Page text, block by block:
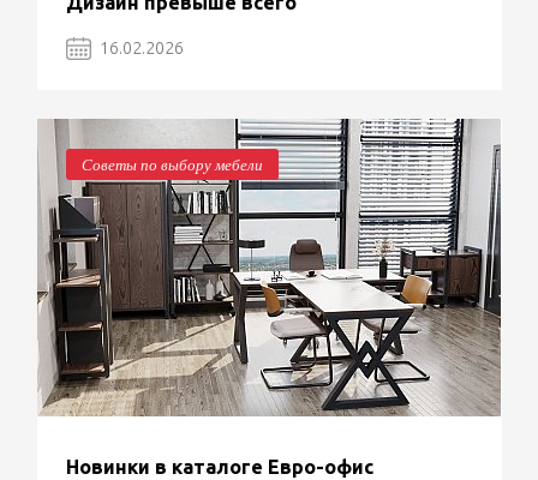
16.02.2026
Советы по выбору мебели
Новинки в каталоге Евро-офис